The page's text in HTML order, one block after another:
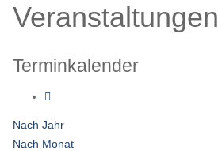
Veranstaltungen
Terminkalender
Nach Jahr
Nach Monat